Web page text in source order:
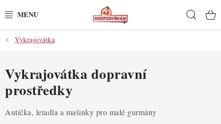
na
POTŘEBY
POMŮCKY
SUROVINY
DEKORACE
Vykrajovátka
Vykrajovátka dopravní
prostředky
Autíčka, letadla a mašinky pro malé gurmány